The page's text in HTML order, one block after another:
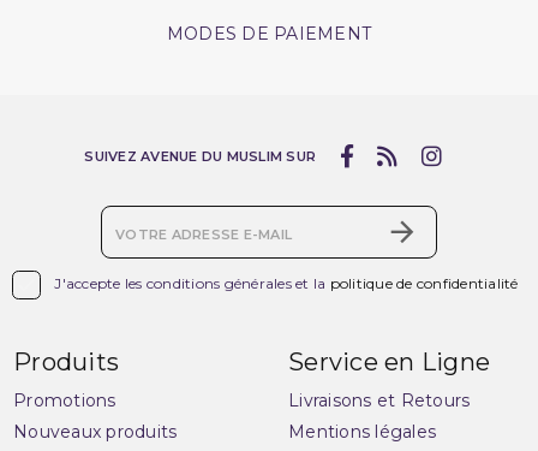
MODES DE PAIEMENT
J'accepte les conditions générales et la politique de confidentialité
SUIVEZ AVENUE DU MUSLIM SUR
Produits
Promotions
Nouveaux produits
Service en Ligne
Livraisons et Retours
Mentions légales